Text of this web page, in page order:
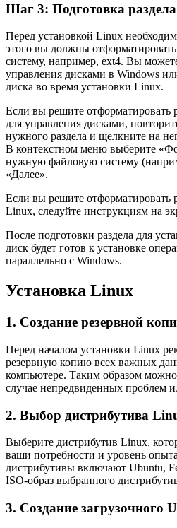
Шаг 3: Подготовка
Перед установкой Linux
этого вы должны
систему, например, ext4. Вы
управления дисками в Windows
диска во время установки Linux.
Если вы решите отформатировать
для управления дисками,
нужного раздела и щелкните на
В контекстном меню выберите
нужную файловую систему
«Далее».
Если вы решите отформатировать
Linux, следуйте инструкциям на
После подготовки раздела для
диск будет готов к установке
параллельно с Windows.
Установка Linux
1. Создание резервной
Перед началом установки Linux
резервную копию всех важных
компьютере. Таким образом
случае непредвиденных проблем
2. Выбор дистрибутива
Выберите дистрибутив Linux,
ваши потребности и уровень
дистрибутивы включают Ubuntu,
ISO-образ выбранного
3. Создание загрузочного